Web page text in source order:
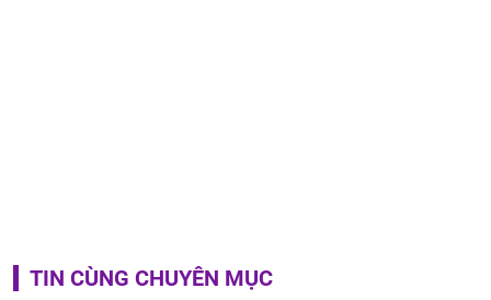
TIN CÙNG CHUYÊN MỤC